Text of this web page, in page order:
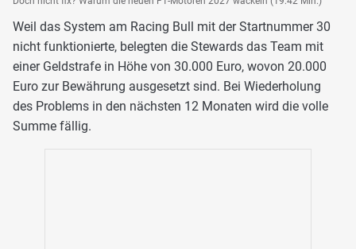
Weil das System am Racing Bull mit der Startnummer 30
nicht funktionierte, belegten die Stewards das Team mit
einer Geldstrafe in Höhe von 30.000 Euro, wovon 20.000
Euro zur Bewährung ausgesetzt sind. Bei Wiederholung
des Problems in den nächsten 12 Monaten wird die volle
Summe fällig.